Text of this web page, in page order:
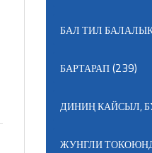
БАЛ ТИЛ
БАРТАРАП(239)
ДИНИҢ КАЙСЫЛ,
ЖУНГЛИ